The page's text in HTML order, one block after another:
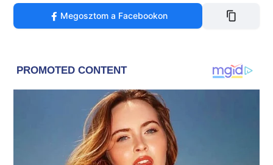
Megosztom a Facebookon